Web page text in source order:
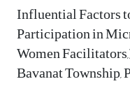
Influential Factors
Participation in
Women
Bavanat Township,